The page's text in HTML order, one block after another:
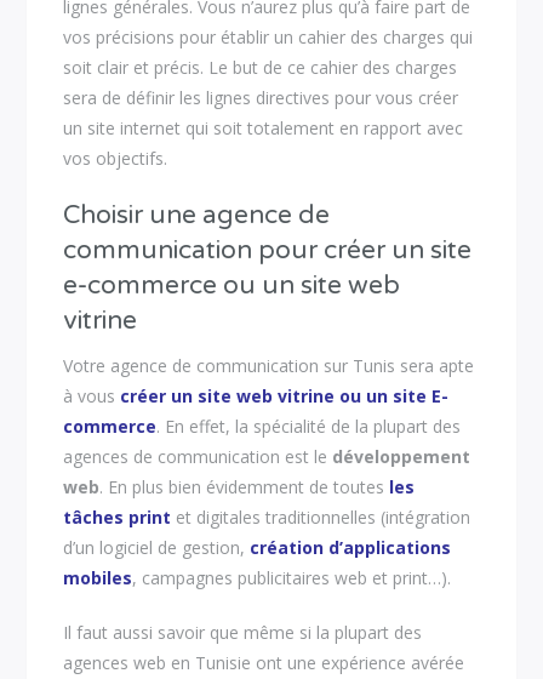
lignes générales. Vous n’aurez plus qu’à faire part de
vos précisions pour établir un cahier des charges qui
soit clair et précis. Le but de ce cahier des charges
sera de définir les lignes directives pour vous créer
un site internet qui soit totalement en rapport avec
vos objectifs.
Choisir une agence de
communication pour créer un site
e-commerce ou un site web
vitrine
Votre agence de communication sur Tunis sera apte
à vous créer un site web vitrine ou un site E-
commerce. En effet, la spécialité de la plupart des
agences de communication est le développement
web. En plus bien évidemment de toutes les
tâches print et digitales traditionnelles (intégration
d’un logiciel de gestion, création d’applications
mobiles, campagnes publicitaires web et print…).
Il faut aussi savoir que même si la plupart des
agences web en Tunisie ont une expérience avérée